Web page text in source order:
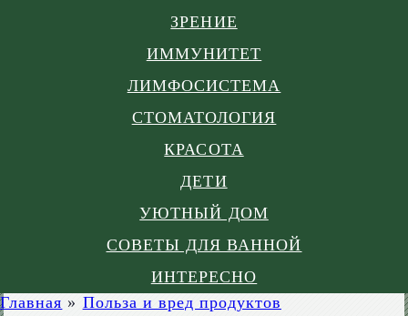
ЗРЕНИЕ
ИММУНИТЕТ
ЛИМФОСИСТЕМА
СТОМАТОЛОГИЯ
КРАСОТА
ДЕТИ
УЮТНЫЙ ДОМ
СОВЕТЫ ДЛЯ ВАННОЙ
ИНТЕРЕСНО
Главная » Польза и вред продуктов